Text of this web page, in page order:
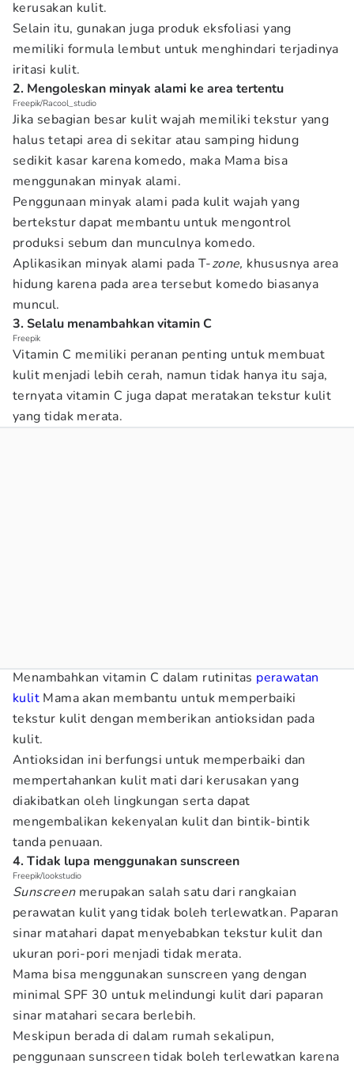
kerusakan kulit.
Selain itu, gunakan juga produk eksfoliasi yang
memiliki formula lembut untuk menghindari terjadinya
iritasi kulit.
2. Mengoleskan minyak alami ke area tertentu
Freepik/Racool_studio
Jika sebagian besar kulit wajah memiliki tekstur yang
halus tetapi area di sekitar atau samping hidung
sedikit kasar karena komedo, maka Mama bisa
menggunakan minyak alami.
Penggunaan minyak alami pada kulit wajah yang
bertekstur dapat membantu untuk mengontrol
produksi sebum dan munculnya komedo.
Aplikasikan minyak alami pada T-zone, khususnya area
hidung karena pada area tersebut komedo biasanya
muncul.
3. Selalu menambahkan vitamin C
Freepik
Vitamin C memiliki peranan penting untuk membuat
kulit menjadi lebih cerah, namun tidak hanya itu saja,
ternyata vitamin C juga dapat meratakan tekstur kulit
yang tidak merata.
Menambahkan vitamin C dalam rutinitas perawatan
kulit Mama akan membantu untuk memperbaiki
tekstur kulit dengan memberikan antioksidan pada
kulit.
Antioksidan ini berfungsi untuk memperbaiki dan
mempertahankan kulit mati dari kerusakan yang
diakibatkan oleh lingkungan serta dapat
mengembalikan kekenyalan kulit dan bintik-bintik
tanda penuaan.
4. Tidak lupa menggunakan sunscreen
Freepik/lookstudio
Sunscreen merupakan salah satu dari rangkaian
perawatan kulit yang tidak boleh terlewatkan. Paparan
sinar matahari dapat menyebabkan tekstur kulit dan
ukuran pori-pori menjadi tidak merata.
Mama bisa menggunakan sunscreen yang dengan
minimal SPF 30 untuk melindungi kulit dari paparan
sinar matahari secara berlebih.
Meskipun berada di dalam rumah sekalipun,
penggunaan sunscreen tidak boleh terlewatkan karena